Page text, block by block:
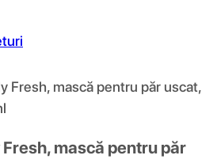
Fresh, mască pentru păr uscat,
mască pentru păr